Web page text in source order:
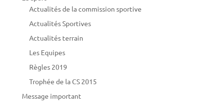
Actualités de la commission sportive
Actualités Sportives
Actualités terrain
Les Equipes
Règles 2019
Trophée de la CS 2015
Message important